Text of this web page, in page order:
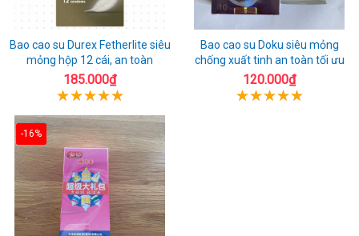
Bao cao su Durex Fetherlite siêu
mỏng hộp 12 cái, an toàn
185.000₫
Bao cao su Doku siêu mỏng
chống xuất tinh an toàn tối ưu
120.000₫
-16%